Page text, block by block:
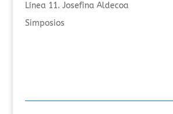
Línea 11. Josefina Aldecoa
Simposios